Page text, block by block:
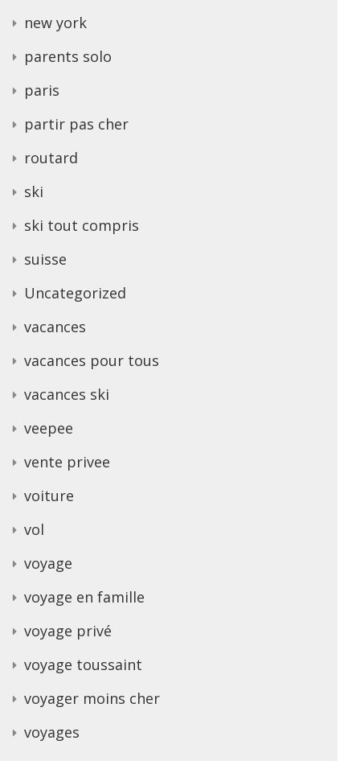
new york
parents solo
paris
partir pas cher
routard
ski
ski tout compris
suisse
Uncategorized
vacances
vacances pour tous
vacances ski
veepee
vente privee
voiture
vol
voyage
voyage en famille
voyage privé
voyage toussaint
voyager moins cher
voyages